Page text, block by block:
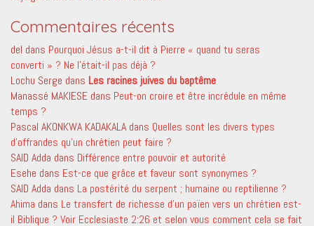
Commentaires récents
del dans Pourquoi Jésus a-t-il dit à Pierre « quand tu seras
converti » ? Ne l’était-il pas déjà ?
Lochu Serge dans Les racines juives du baptême
Manassé MAKIESE dans Peut-on croire et être incrédule en même
temps ?
Pascal AKONKWA KADAKALA dans Quelles sont les divers types
d’offrandes qu’un chrétien peut faire ?
SAID Adda dans Différence entre pouvoir et autorité
Esehe dans Est-ce que grâce et faveur sont synonymes ?
SAID Adda dans La postérité du serpent ; humaine ou reptilienne ?
Ahima dans Le transfert de richesse d’un païen vers un chrétien est-
il Biblique ? Voir Ecclesiaste 2:26 et selon vous comment cela se fait